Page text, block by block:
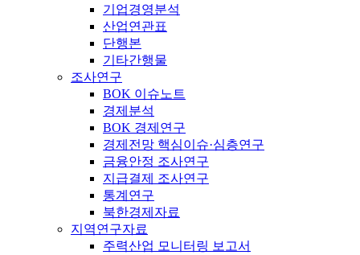
기업경영분석
산업연관표
단행본
기타간행물
조사연구
BOK 이슈노트
경제분석
BOK 경제연구
경제전망 핵심이슈·심층연구
금융안정 조사연구
지급결제 조사연구
통계연구
북한경제자료
지역연구자료
주력산업 모니터링 보고서